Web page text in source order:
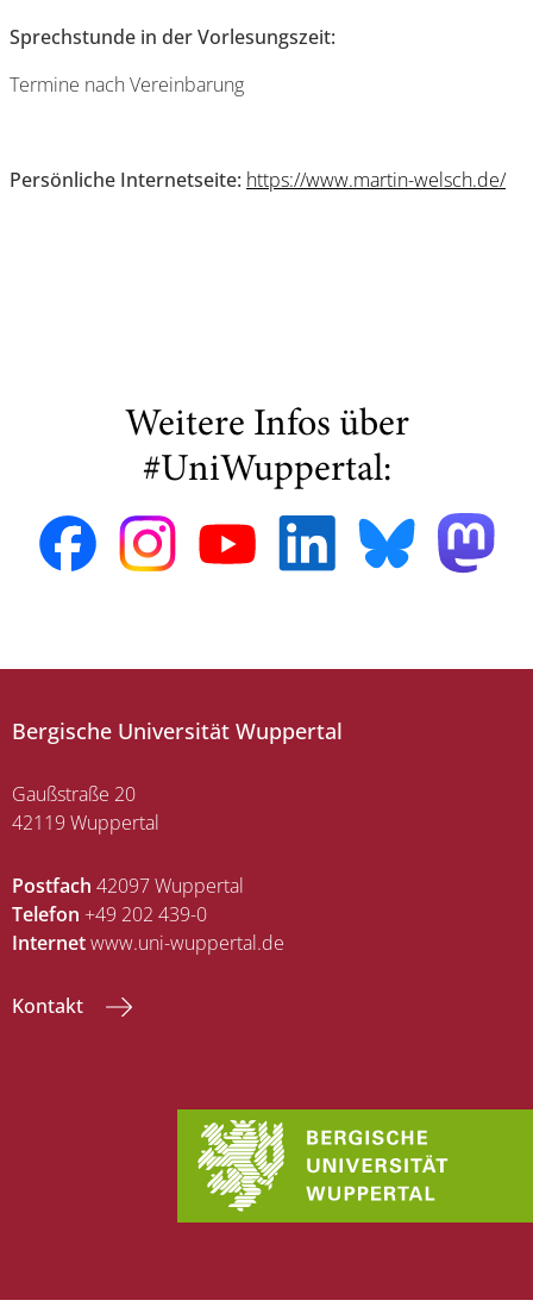
Sprechstunde in der Vorlesungszeit:
Termine nach Vereinbarung
Persönliche Internetseite: https://www.martin-welsch.de/
Weitere Infos über
#UniWuppertal:
Bergische Universität Wuppertal
Gaußstraße 20
42119 Wuppertal
Postfach 42097 Wuppertal
Telefon +49 202 439-0
Internetwww.uni-wuppertal.de
Kontakt